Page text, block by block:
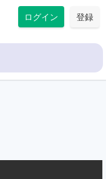
ログイン 登録